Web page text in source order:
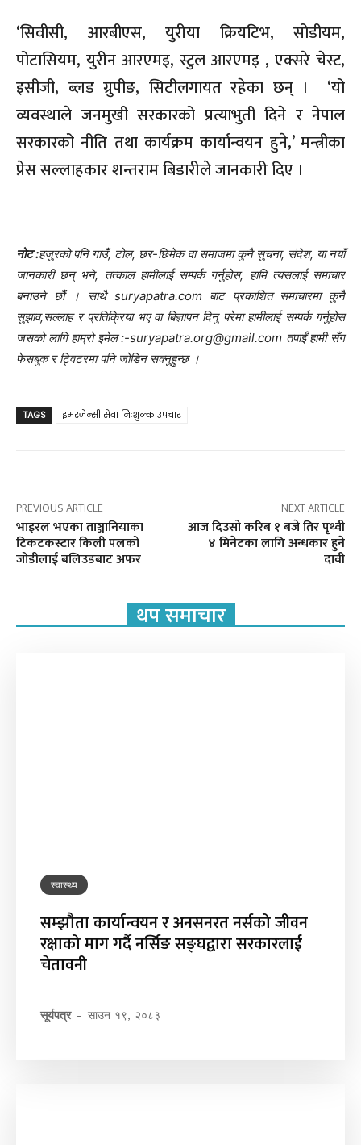
‘सिवीसी, आरबीएस, युरीया क्रियटिभ, सोडीयम,
पोटासियम, युरीन आरएमइ, स्टुल आरएमइ , एक्सरे चेस्ट,
इसीजी, ब्लड ग्रुपीङ, सिटीलगायत रहेका छन् । ‘यो
व्यवस्थाले जनमुखी सरकारको प्रत्याभुती दिने र नेपाल
सरकारको नीति तथा कार्यक्रम कार्यान्वयन हुने,’ मन्त्रीका
प्रेस सल्लाहकार शन्तराम बिडारीले जानकारी दिए ।
नोट :हजुरको पनि गाउँ, टोल, छर-छिमेक वा समाजमा कुनै सुचना, संदेश, या नयाँ
जानकारी छन् भने, तत्काल हामीलाई सम्पर्क गर्नुहोस, हामि त्यसलाई समाचार
बनाउने छौं । साथै suryapatra.com बाट प्रकाशित समाचारमा कुनै
सुझाव,सल्लाह र प्रतिक्रिया भए वा बिज्ञापन दिनु परेमा हामीलाई सम्पर्क गर्नुहोस
जसको लागि हाम्रो इमेल :-suryapatra.org@gmail.com तपाईं हामी सँग
फेसबुक र ट्विटरमा पनि जोडिन सक्नुहुन्छ ।
TAGS इमरजेन्सी सेवा निःशुल्क उपचार
PREVIOUS ARTICLE
भाइरल भएका ताञ्जानियाका
टिकटकस्टार किली पलको
जोडीलाई बलिउडबाट अफर
NEXT ARTICLE
आज दिउसो करिब १ बजे तिर पृथ्वी
४ मिनेटका लागि अन्धकार हुने
दावी
थप समाचार
स्वास्थ्य
सम्झौता कार्यान्वयन र अनसनरत नर्सको जीवन
रक्षाको माग गर्दै नर्सिङ सङ्घद्वारा सरकारलाई
चेतावनी
सूर्यपत्र - साउन १९, २०८३